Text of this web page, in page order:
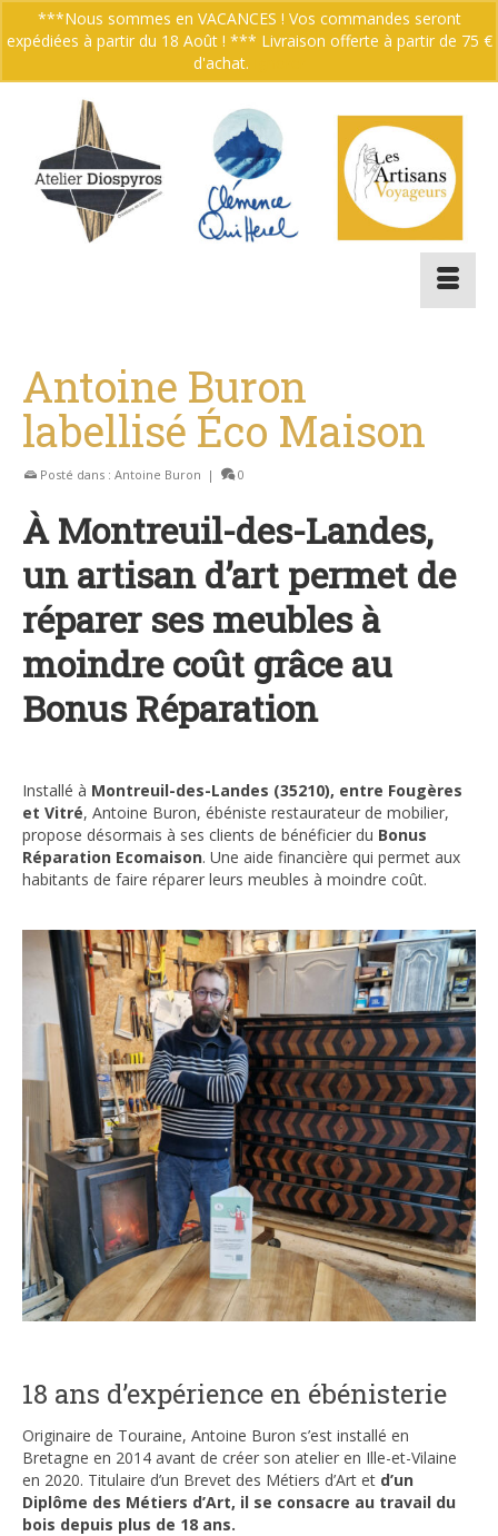
Votre panier 0.00€
Antoine Buron
labellisé Éco Maison
Posté dans : Antoine Buron | 0
À Montreuil-des-Landes,
un artisan d’art permet de
réparer ses meubles à
moindre coût grâce au
Bonus Réparation
Installé à Montreuil-des-Landes (35210), entre Fougères
et Vitré, Antoine Buron, ébéniste restaurateur de mobilier,
propose désormais à ses clients de bénéficier du Bonus
Réparation Ecomaison. Une aide financière qui permet aux
habitants de faire réparer leurs meubles à moindre coût.
18 ans d’expérience en ébénisterie
Originaire de Touraine, Antoine Buron s’est installé en
Bretagne en 2014 avant de créer son atelier en Ille-et-Vilaine
en 2020. Titulaire d’un Brevet des Métiers d’Art et d’un
Diplôme des Métiers d’Art, il se consacre au travail du
bois depuis plus de 18 ans.
***Nous sommes en VACANCES ! Vos commandes seront
expédiées à partir du 18 Août ! *** Livraison offerte à partir de 75 €
d'achat.